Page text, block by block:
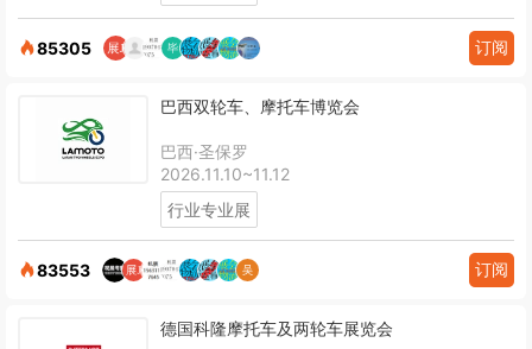
85305 订阅
巴西双轮车、摩托车博览会
巴西·圣保罗
2026.11.10~11.12
行业专业展
83553 订阅
德国科隆摩托车及两轮车展览会